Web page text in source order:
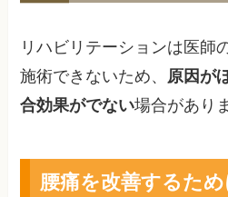
リハビリテーションは医師
施術できないため、 原因が
合効果がでない場合があり
腰痛を改善するた